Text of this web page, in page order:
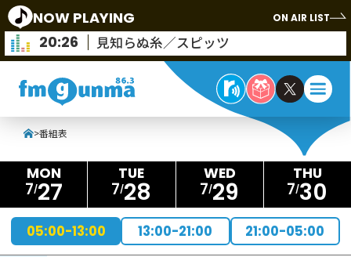
NOW PLAYING ON AIR LIST
20:26 見知らぬ糸／スピッツ
>番組表
7 27 7 28 7 29 7 30
05:00-13:00 13:00-21:00 21:00-05:00